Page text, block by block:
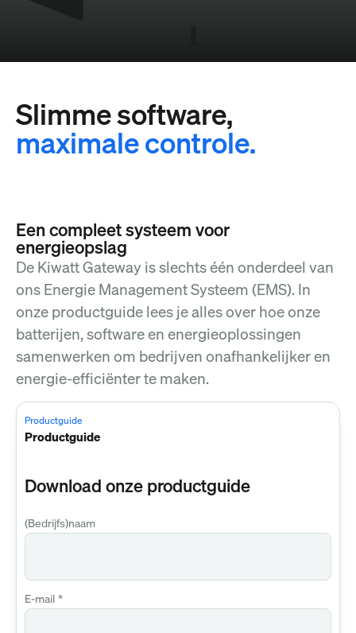
Slimme software,
maximale controle.
Een compleet systeem voor
energieopslag
De Kiwatt Gateway is slechts één onderdeel van
ons Energie Management Systeem (EMS). In
onze productguide lees je alles over hoe onze
batterijen, software en energieoplossingen
samenwerken om bedrijven onafhankelijker en
energie-efficiënter te maken.
Productguide
Productguide
Download onze productguide
(Bedrijfs)naam
E-mail *